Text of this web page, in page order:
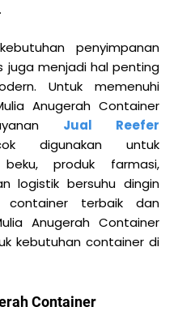
penyimpanan
juga menjadi hal penting
Untuk memenuhi
Anugerah Container
Jual Reefer
digunakan untuk
produk farmasi,
logistik bersuhu dingin
container terbaik dan
Anugerah Container
kebutuhan container di
Container